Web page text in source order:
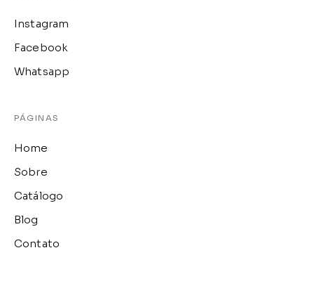
Instagram
Facebook
Whatsapp
PÁGINAS
Home
Sobre
Catálogo
Blog
Contato